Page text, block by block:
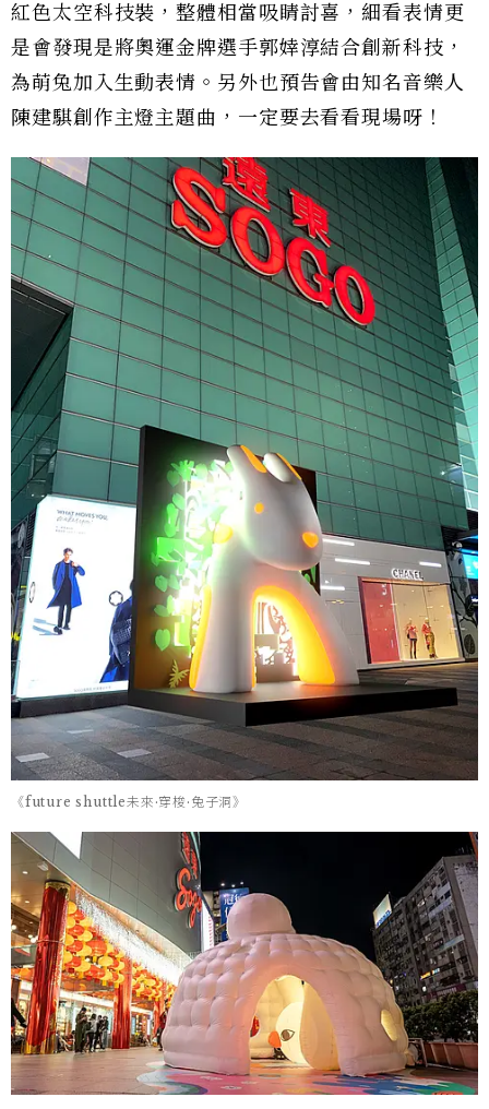
紅色太空科技裝，整體相當吸睛討喜，細看表情更
是會發現是將奧運金牌選手郭婞淳結合創新科技，
為萌兔加入生動表情。另外也預告會由知名音樂人
陳建騏創作主燈主題曲，一定要去看看現場呀！
《future shuttle未來·穿梭·兔子洞》